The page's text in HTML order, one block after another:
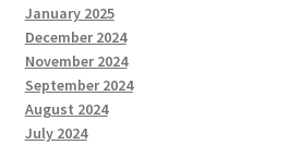
January 2025
December 2024
November 2024
September 2024
August 2024
July 2024